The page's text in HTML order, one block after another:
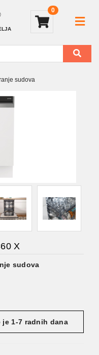
0
sudova
X
sudova
1-7 radnih dana